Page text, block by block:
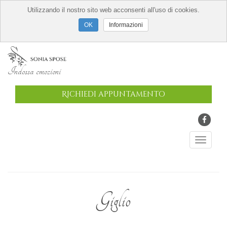
Indossa emozioni
Richiedi appuntamento
Giglio
Utilizzando il nostro sito web acconsenti all'uso di cookies.
Informazioni